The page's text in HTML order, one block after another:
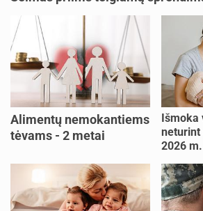
Alimentų nemokantiems
tėvams - 2 metai
Išmoka
neturint
2026